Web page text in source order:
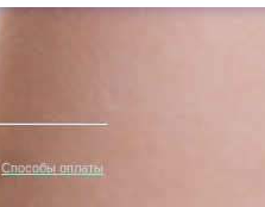
Способы оплаты